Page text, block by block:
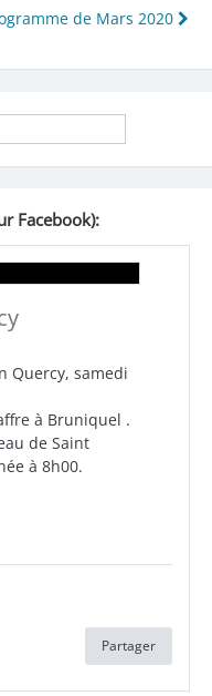
de Mars 2020
Facebook):
Quercy, samedi
à Bruniquel .
de Saint
à 8h00.
Partager